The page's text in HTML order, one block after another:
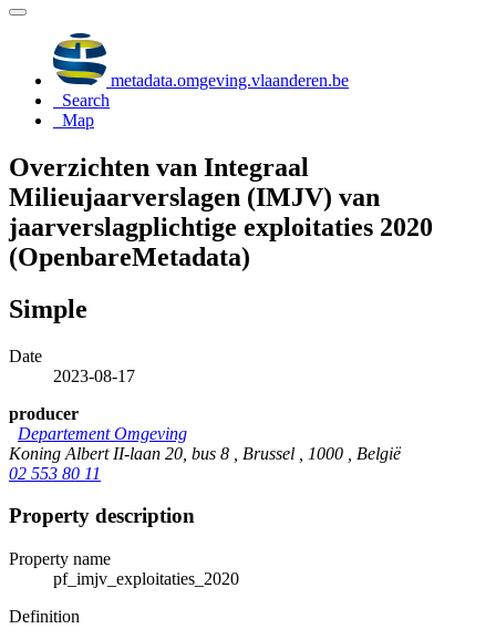
metadata.omgeving.vlaanderen.be
Search
Map
Overzichten van Integraal
Milieujaarverslagen (IMJV) van
jaarverslagplichtige exploitaties 2020
(OpenbareMetadata)
Simple
Date
2023-08-17
producer
Departement Omgeving
Koning Albert II-laan 20, bus 8 , Brussel , 1000 , België
02 553 80 11
Property description
Property name
pf_imjv_exploitaties_2020
Definition